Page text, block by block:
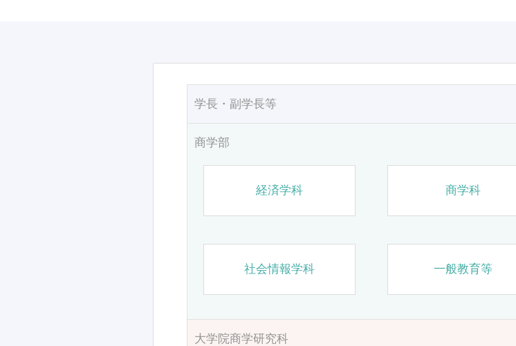
学長・副学長等
商学部
経済学科 商学科
社会情報学科 一般教育等
大学院商学研究科